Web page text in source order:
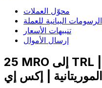
محوّل العملات
الرسومات البيانية للعملة
تنبيهات الأسعار
إرسال الأموال
25 MRO إلى TRL | حوِّل - إلى عملات